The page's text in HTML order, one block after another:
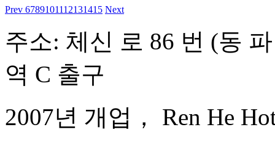
Prev 6789101112131415 Next
주소: 체신 로 86 번 (동
역 C 출구
2007년 개업， Ren He